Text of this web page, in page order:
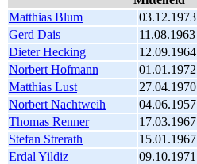
Matthias Blum
03.12.1973
Gerd Dais
11.08.1963
Dieter Hecking
12.09.1964
Norbert Hofmann
01.01.1972
Matthias Lust
27.04.1970
Norbert Nachtweih
04.06.1957
Thomas Renner
17.03.1967
Stefan Strerath
15.01.1967
Erdal Yildiz
09.10.1971